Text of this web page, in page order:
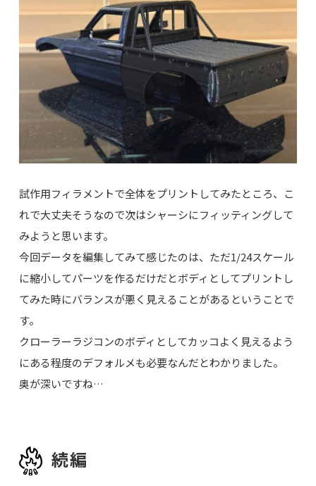
試作用フィラメントで全体をプリントしてみたところ、こ
れで大丈夫そうなので次はシャーシにフィッティングして
みようと思います。
今回データを編集してみて感じたのは、ただ1/24スケール
に縮小してパーツを作るだけだとボディとしてプリントし
てみた時にバランスが悪く見えることがあるということで
す。
クローラーラジコンのボディとしてカッコよく見えるよう
にある程度のデフォルメも必要なんだとわかりました。
奥が深いですね…
続編